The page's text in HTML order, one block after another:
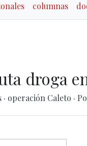
columnas
droga
· operación Caleto ·